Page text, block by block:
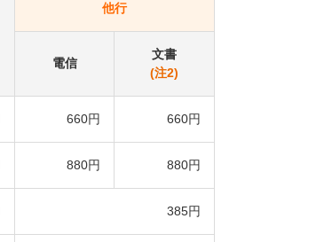
他行
電信
文書
(注2)
660円 660円
880円 880円
385円